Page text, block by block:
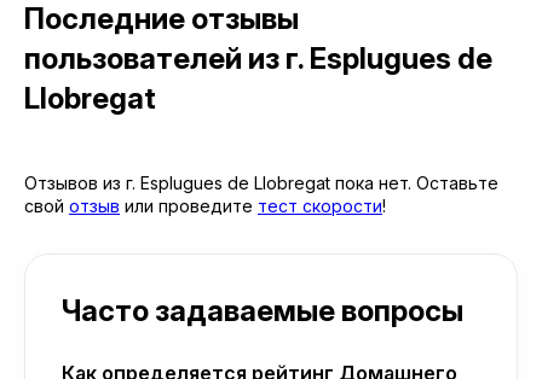
Последние отзывы
пользователей из г. Esplugues de
Llobregat
Отзывов из г. Esplugues de Llobregat пока нет. Оставьте
свой отзыв или проведите тест скорости!
Часто задаваемые вопросы
Как определяется рейтинг Домашнего